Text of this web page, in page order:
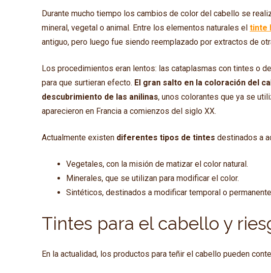
Durante mucho tiempo los cambios de color del cabello se
mineral, vegetal o animal. Entre los elementos naturales el tinte
antiguo, pero luego fue siendo reemplazado por extractos de
Los procedimientos eran lentos: las cataplasmas con tintes o
para que surtieran efecto. El gran salto en la coloración del
descubrimiento de las anilinas, unos colorantes que ya se
aparecieron en Francia a comienzos del siglo XX.
Actualmente existen diferentes tipos de tintes destinados a
Vegetales, con la misión de matizar el color natural.
Minerales, que se utilizan para modificar el color.
Sintéticos, destinados a modificar temporal o
Tintes para el cabello y
En la actualidad, los productos para teñir el cabello pueden